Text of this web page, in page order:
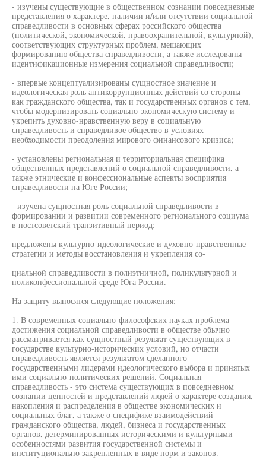
- изучены существующие в общественном сознании повседневные
представления о характере, наличии и/или отсутствии социальной
справедливости в основных сферах российского общества
(политической, экономической, правоохранительной, культурной),
соответствующих структурных проблем, мешающих
формированию общества справедливости, а также исследованы
идентификационные измерения социальной справедливости;
- впервые концептуализированы сущностное значение и
идеологическая роль антикоррупционных действий со стороны
как гражданского общества, так и государственных органов с тем,
чтобы модернизировать социально-экономическую систему и
укрепить духовно-нравственную веру в социальную
справедливость и справедливое общество в условиях
необходимости преодоления мирового финансового кризиса;
- установлены региональная и территориальная специфика
общественных представлений о социальной справедливости, а
также этнические и конфессиональные аспекты восприятия
справедливости на Юге России;
- изучена сущностная роль социальной справедливости в
формировании и развитии современного регионального социума
в постсоветский транзитивный период;
предложены культурно-идеологические и духовно-нравственные
стратегии и методы восстановления и укрепления со-
циальной справедливости в полиэтничной, поликультурной и
поликонфессиональной среде Юга России.
На защиту выносятся следующие положения:
1. В современных социально-философских науках проблема
достижения социальной справедливости в обществе обычно
рассматривается как сущностный результат существующих в
государстве культурно-исторических условий, но отчасти
справедливость является результатом сделанного
государственными лидерами идеологического выбора и принятых
ими социально-политических решений. Социальная
справедливость - это система существующих в повседневном
сознании ценностей и представлений людей о характере создания,
накопления и распределения в обществе экономических и
социальных благ, а также о специфике взаимодействий
гражданского общества, людей, бизнеса и государственных
органов, детерминированных историческими и культурными
особенностями развития государственной системы и
институционально закрепленных в виде норм и законов.